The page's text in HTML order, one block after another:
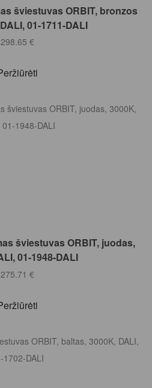
KREPŠELĮ
šviestuvas ORBIT, bronzos
01-1711-DALI
298.65 €
KREPŠELĮ
šviestuvas ORBIT, juodas,
01-1948-DALI
275.71 €